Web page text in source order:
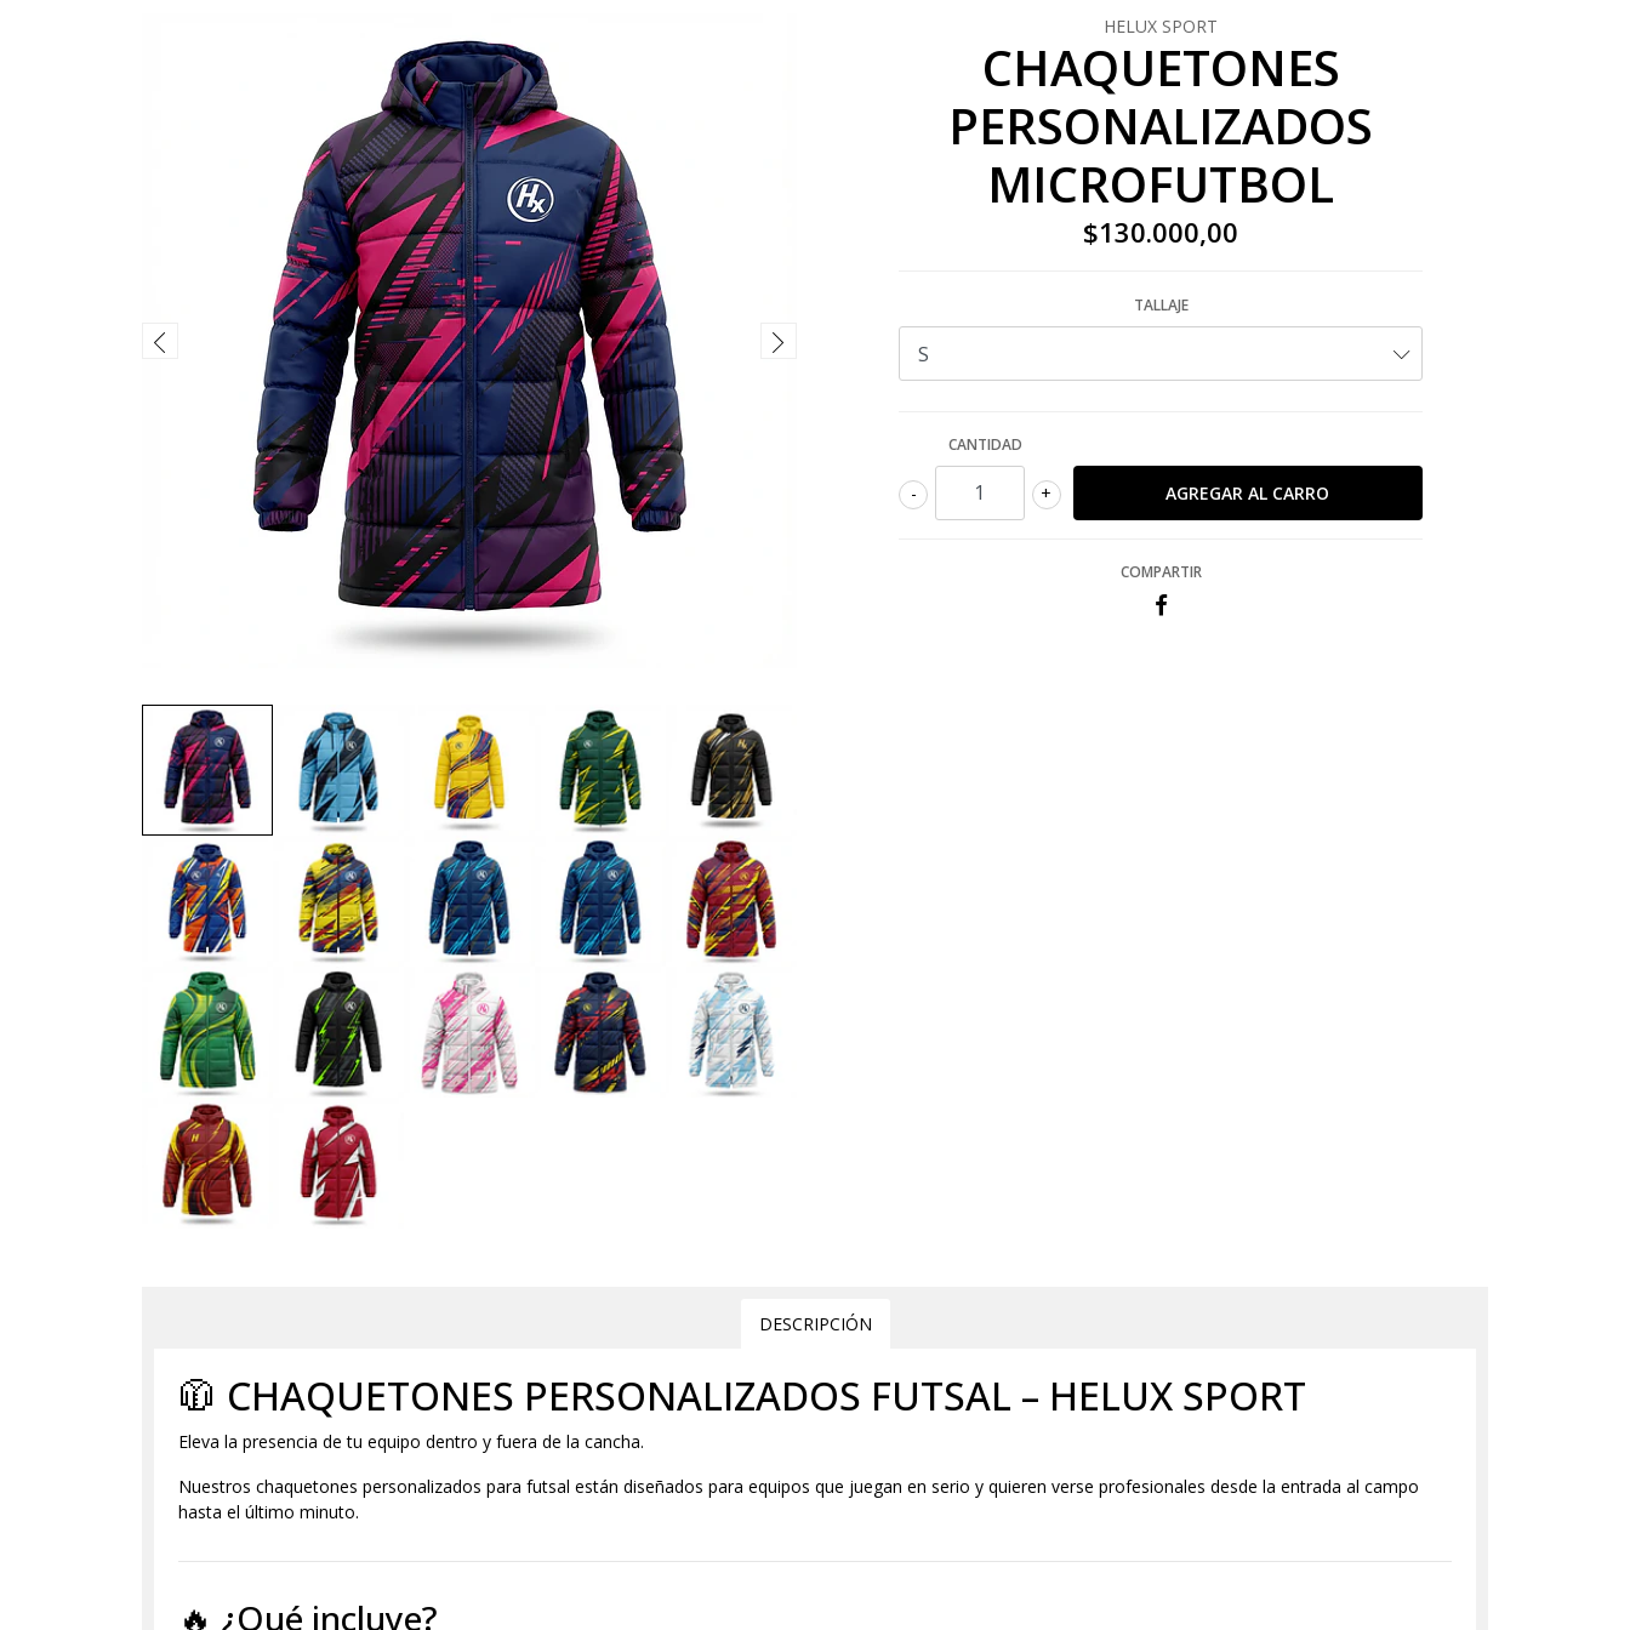
HELUX SPORT
CHAQUETONES
PERSONALIZADOS
MICROFUTBOL
$130.000,00
TALLAJE
CANTIDAD
+
-
COMPARTIR
DESCRIPCIÓN
🧥 CHAQUETONES PERSONALIZADOS FUTSAL – HELUX SPORT
Eleva la presencia de tu equipo dentro y fuera de la cancha.
Nuestros chaquetones personalizados para futsal están diseñados para equipos que juegan en serio y quieren verse profesionales desde la entrada al campo
hasta el último minuto.
🔥 ¿Qué incluye?